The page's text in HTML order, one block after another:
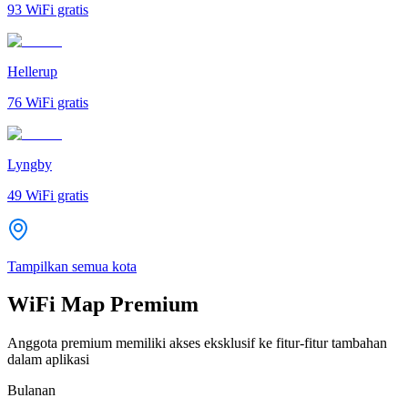
93 WiFi gratis
Hellerup
76 WiFi gratis
Lyngby
49 WiFi gratis
Tampilkan semua kota
WiFi Map Premium
Anggota premium memiliki akses eksklusif ke fitur-fitur tambahan
dalam aplikasi
Bulanan